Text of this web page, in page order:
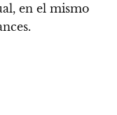
en el mismo